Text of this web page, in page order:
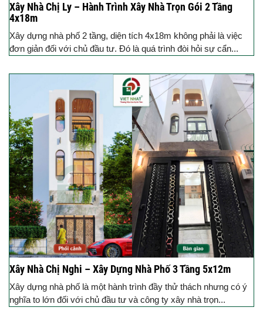
Xây Nhà Chị Ly – Hành Trình Xây Nhà Trọn Gói 2 Tầng
4x18m
Xây dựng nhà phố 2 tầng, diện tích 4x18m không phải là việc
đơn giản đối với chủ đầu tư. Đó là quá trình đòi hỏi sự cẩn...
Xây Nhà Chị Nghi – Xây Dựng Nhà Phố 3 Tầng 5x12m
Xây dựng nhà phố là một hành trình đầy thử thách nhưng có ý
nghĩa to lớn đối với chủ đầu tư và công ty xây nhà trọn...